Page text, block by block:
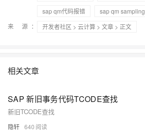
sap qm代码报错
sap qm sampling
来 源：
开发者社区 > 云计算 > 文章 > 正文
相关文章
SAP 新旧事务代码TCODE查找
新旧TCODE查找
隐轩 640